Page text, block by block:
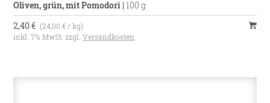
Oliven, grün, mit Pomodori |100 g
2,40 € (24,00 € / kg)
inkl. 7% MwSt. zzgl.Versandkosten